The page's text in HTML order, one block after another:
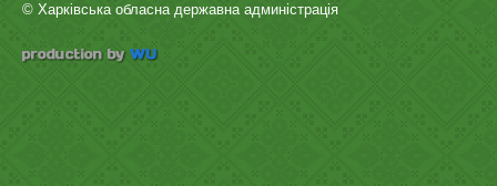
© Харківська обласна державна админістрація